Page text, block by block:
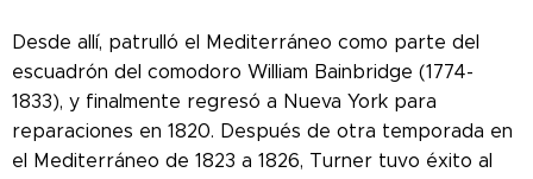
Desde allí, patrulló el Mediterráneo como parte del
escuadrón del comodoro William Bainbridge (1774-
1833), y finalmente regresó a Nueva York para
reparaciones en 1820. Después de otra temporada en
el Mediterráneo de 1823 a 1826, Turner tuvo éxito al